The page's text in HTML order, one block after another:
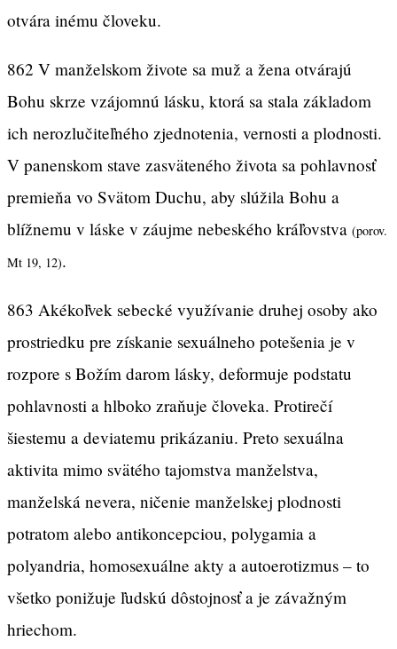
otvára inému človeku.
862 V manželskom živote sa muž a žena otvárajú
Bohu skrze vzájomnú lásku, ktorá sa stala základom
ich nerozlučiteľného zjednotenia, vernosti a plodnosti.
V panenskom stave zasväteného života sa pohlavnosť
premieňa vo Svätom Duchu, aby slúžila Bohu a
blížnemu v láske v záujme nebeského kráľovstva (porov.
Mt 19, 12).
863 Akékoľvek sebecké využívanie druhej osoby ako
prostriedku pre získanie sexuálneho potešenia je v
rozpore s Božím darom lásky, deformuje podstatu
pohlavnosti a hlboko zraňuje človeka. Protirečí
šiestemu a deviatemu prikázaniu. Preto sexuálna
aktivita mimo svätého tajomstva manželstva,
manželská nevera, ničenie manželskej plodnosti
potratom alebo antikoncepciou, polygamia a
polyandria, homosexuálne akty a autoerotizmus – to
všetko ponižuje ľudskú dôstojnosť a je závažným
hriechom.